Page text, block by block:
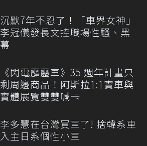
沉默7年不忍了！「車界女神」
李冠儀發長文控職場性騷、黑
幕
《閃電霹靂車》35 週年計畫只
剩周邊商品！阿斯拉1:1實車與
實體展覽雙雙喊卡
李多慧在台灣買車了! 捨韓系車
入主日系個性小車